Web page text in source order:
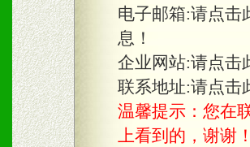
2、不定期在各大
知名度和影响力。
3、根据地方实际
具。
电子邮箱:请点击
息！
企业网站:请点击
联系地址:请点击
温馨提示：您在
上看到的，谢谢！